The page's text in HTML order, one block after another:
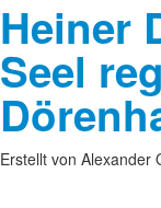
Heiner
Seel
Erstellt von Alexander